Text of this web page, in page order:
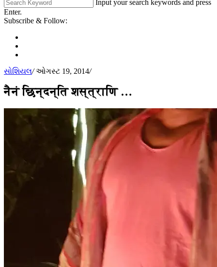
Input your search keywords and press
Enter.
Subscribe & Follow:
સોશિયલ/ઓગસ્ટ 19, 2014/
नैनं छिन्दन्ति शस्त्राणि …